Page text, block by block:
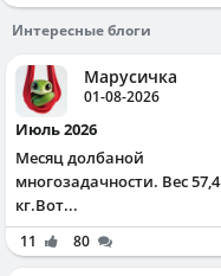
Интересные блоги
Марусичка
01-08-2026
Июль 2026
Месяц долбаной
многозадачности. Вес 57,4
кг.Вот...
11 80